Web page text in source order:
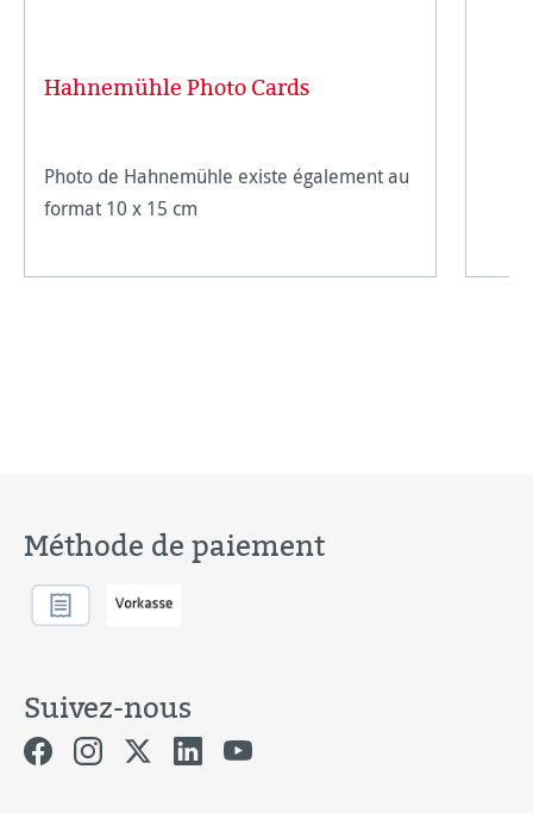
Hahnemühle Photo Cards
Photo de Hahnemühle existe également au
format 10 x 15 cm
Méthode de paiement
Suivez-nous